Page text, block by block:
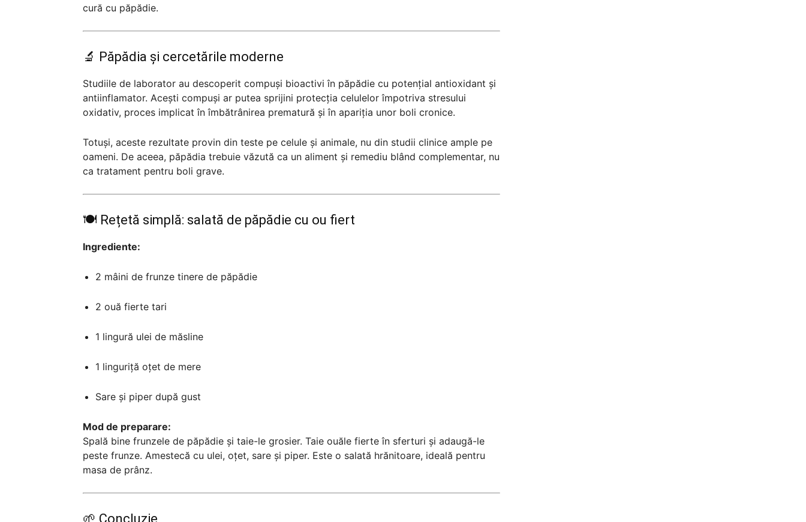
cură cu păpădie.
🔬 Păpădia și cercetările moderne
Studiile de laborator au descoperit compuși bioactivi în păpădie cu potențial antioxidant și
antiinflamator. Acești compuși ar putea sprijini protecția celulelor împotriva stresului
oxidativ, proces implicat în îmbătrânirea prematură și în apariția unor boli cronice.
Totuși, aceste rezultate provin din teste pe celule și animale, nu din studii clinice ample pe
oameni. De aceea, păpădia trebuie văzută ca un aliment și remediu blând complementar, nu
ca tratament pentru boli grave.
🍽️ Rețetă simplă: salată de păpădie cu ou fiert
Ingrediente:
2 mâini de frunze tinere de păpădie
2 ouă fierte tari
1 lingură ulei de măsline
1 linguriță oțet de mere
Sare și piper după gust
Mod de preparare:
Spală bine frunzele de păpădie și taie-le grosier. Taie ouăle fierte în sferturi și adaugă-le
peste frunze. Amestecă cu ulei, oțet, sare și piper. Este o salată hrănitoare, ideală pentru
masa de prânz.
🌱 Concluzie